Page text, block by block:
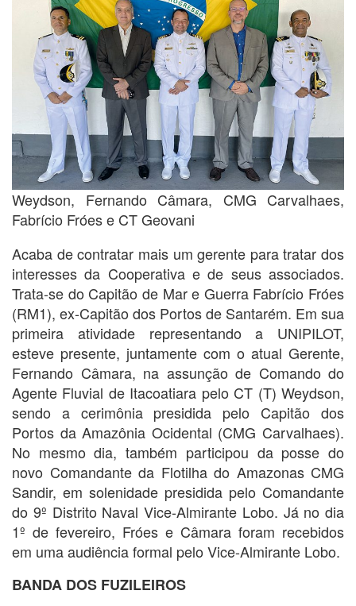
Weydson, Fernando Câmara, CMG Carvalhaes,
Fabrício Fróes e CT Geovani
Acaba de contratar mais um gerente para tratar dos
interesses da Cooperativa e de seus associados.
Trata-se do Capitão de Mar e Guerra Fabrício Fróes
(RM1), ex-Capitão dos Portos de Santarém. Em sua
primeira atividade representando a UNIPILOT,
esteve presente, juntamente com o atual Gerente,
Fernando Câmara, na assunção de Comando do
Agente Fluvial de Itacoatiara pelo CT (T) Weydson,
sendo a cerimônia presidida pelo Capitão dos
Portos da Amazônia Ocidental (CMG Carvalhaes).
No mesmo dia, também participou da posse do
novo Comandante da Flotilha do Amazonas CMG
Sandir, em solenidade presidida pelo Comandante
do 9º Distrito Naval Vice-Almirante Lobo. Já no dia
1º de fevereiro, Fróes e Câmara foram recebidos
em uma audiência formal pelo Vice-Almirante Lobo.
BANDA DOS FUZILEIROS